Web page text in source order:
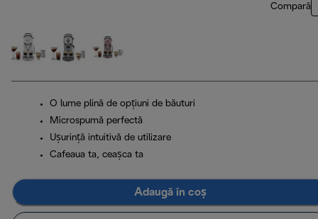
Compară
O lume plină de opțiuni de băuturi
Microspumă perfectă
Ușurință intuitivă de utilizare
Cafeaua ta, ceașca ta
Adaugă în coș